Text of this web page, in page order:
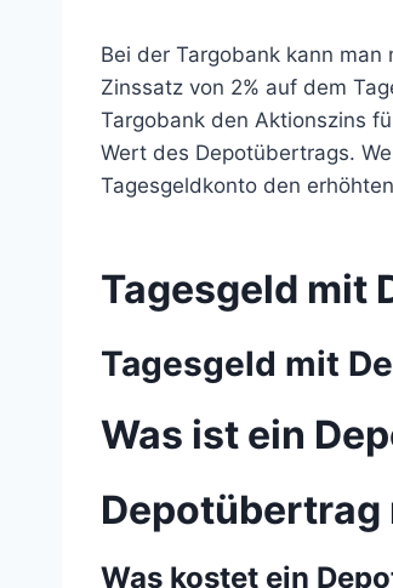
Bei der Targobank kann
Zinssatz von 2% auf dem
Targobank den Aktionszins
Wert des Depotübertrags.
Tagesgeldkonto den
Tagesgeld mit
Tagesgeld mit
Was ist ein
Was kostet ein